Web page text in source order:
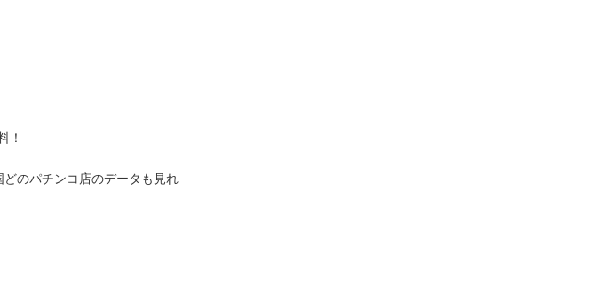
！
のパチンコ店のデータも見れ